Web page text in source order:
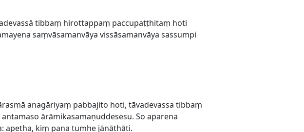
tibbaṃ hirottappaṃ paccupaṭṭhitaṃ hoti
saṃvāsamanvāya vissāsamanvāya sassumpi
anagāriyaṃ pabbajito hoti, tāvadevassa tibbaṃ
ārāmikasamaṇuddesesu. So aparena
apetha, kiṃ pana tumhe jānāthāti.